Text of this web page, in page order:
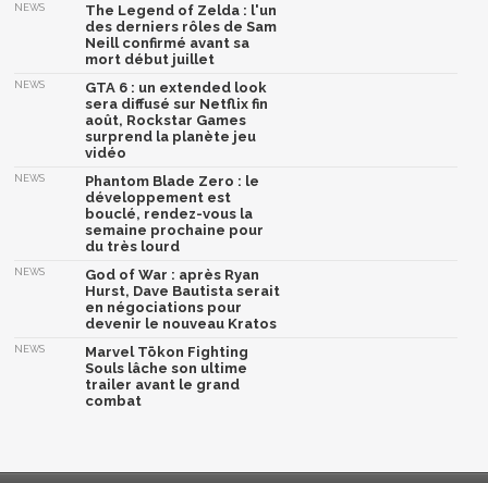
NEWS
The Legend of Zelda : l'un
des derniers rôles de Sam
Neill confirmé avant sa
mort début juillet
NEWS
GTA 6 : un extended look
sera diffusé sur Netflix fin
août, Rockstar Games
surprend la planète jeu
vidéo
NEWS
Phantom Blade Zero : le
développement est
bouclé, rendez-vous la
semaine prochaine pour
du très lourd
NEWS
God of War : après Ryan
Hurst, Dave Bautista serait
en négociations pour
devenir le nouveau Kratos
NEWS
Marvel Tōkon Fighting
Souls lâche son ultime
trailer avant le grand
combat